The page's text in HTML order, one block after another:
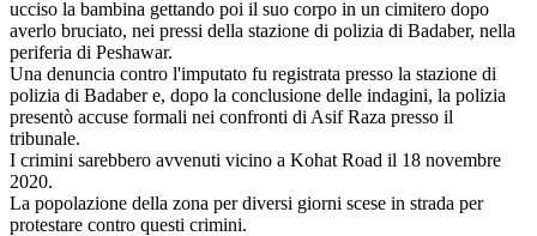
ucciso la bambina gettando poi il suo corpo in un cimitero dopo
averlo bruciato, nei pressi della stazione di polizia di Badaber, nella
periferia di Peshawar.
Una denuncia contro l'imputato fu registrata presso la stazione di
polizia di Badaber e, dopo la conclusione delle indagini, la polizia
presentò accuse formali nei confronti di Asif Raza presso il
tribunale.
I crimini sarebbero avvenuti vicino a Kohat Road il 18 novembre
2020.
La popolazione della zona per diversi giorni scese in strada per
protestare contro questi crimini.